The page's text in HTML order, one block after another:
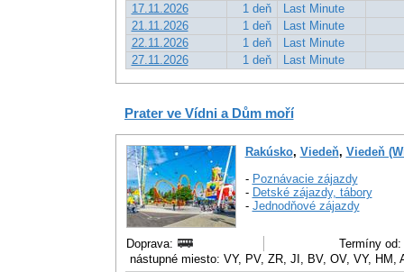
17.11.2026
1 deň
Last Minute
21.11.2026
1 deň
Last Minute
22.11.2026
1 deň
Last Minute
27.11.2026
1 deň Last Minute
Prater ve Vídni a Dům moří
Rakúsko, Viedeň, Viedeň
- Poznávacie zájazdy
- Detské zájazdy, tábory
- Jednodňové zájazdy
Doprava:
Termíny
nástupné miesto: VY, PV, ZR, JI, BV, OV, VY, HM,